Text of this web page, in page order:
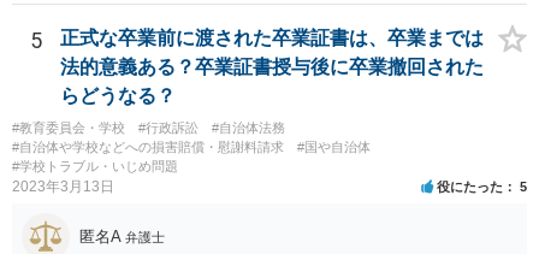
る生徒が複数名ということであれば、 警察側も動くのではないかと思
われます。
5
正式な卒業前に渡された卒業証書は、卒業までは
法的意義ある？卒業証書授与後に卒業撤回された
らどうなる？
#教育委員会・学校 #行政訴訟
#自治体法務
#自治体や学校などへの損害賠償・慰謝料請求
#国や自治体
#学校トラブル・いじめ問題
2023年3月13日 役にたった 5
匿名A 弁護士